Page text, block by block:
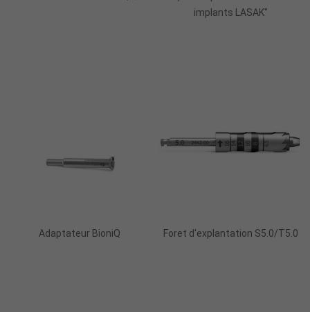
implants LASAK"
Adaptateur BioniQ Foret d'explantation S5.0/T5.0